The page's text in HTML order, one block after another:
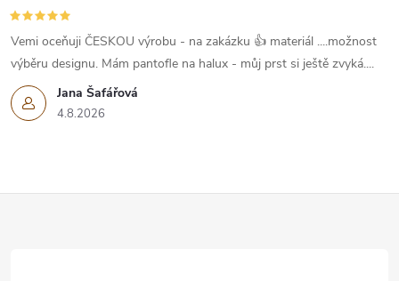
Jana Šafářová
4.8.2026
Vemi oceňuji ČESKOU výrobu - na zakázku 👍 materiál ....možnost
výběru designu. Mám pantofle na halux - můj prst si ještě zvyká....